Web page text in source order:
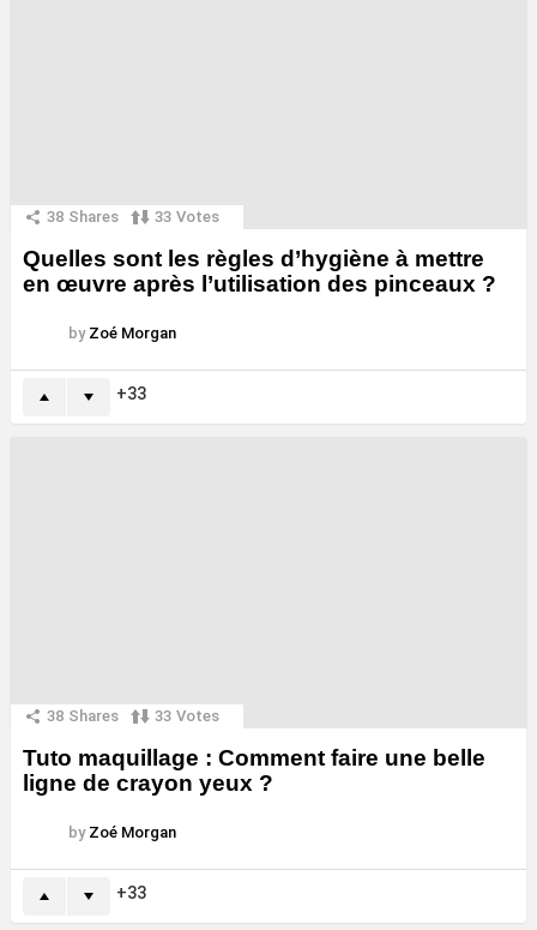
38 Shares 33 Votes
Quelles sont les règles d’hygiène à mettre
en œuvre après l’utilisation des pinceaux ?
by Zoé Morgan
33
38 Shares 33 Votes
Tuto maquillage : Comment faire une belle
ligne de crayon yeux ?
by Zoé Morgan
33